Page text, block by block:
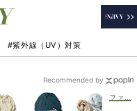
#紫外線（UV）対策
Recommended by